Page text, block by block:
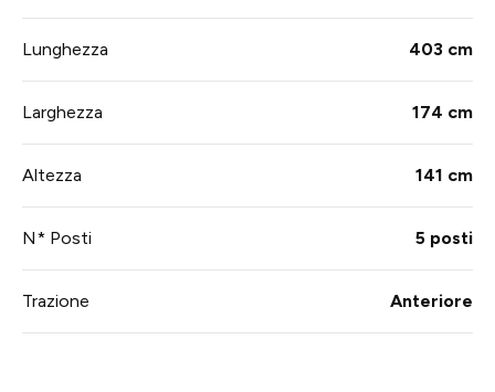
Lunghezza 403 cm
Larghezza 174 cm
Altezza 141 cm
N* Posti 5 posti
Trazione Anteriore